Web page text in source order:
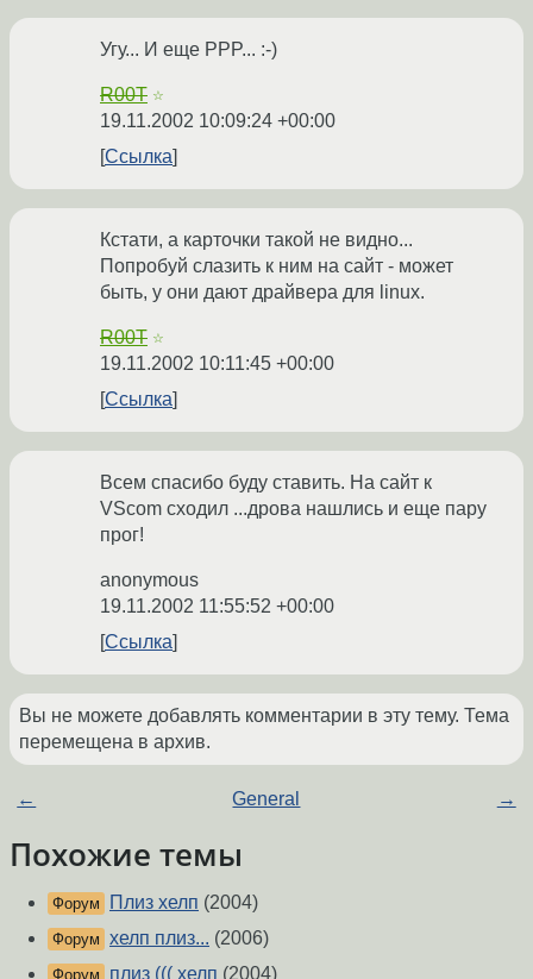
Угу... И еще PPP... :-)
R00T ☆
19.11.2002 10:09:24 +00:00
Ссылка
Кстати, а карточки такой не видно...
Попробуй слазить к ним на сайт - может
быть, у они дают драйвера для linux.
R00T ☆
19.11.2002 10:11:45 +00:00
Ссылка
Всем спасибо буду ставить. На сайт к
VScom сходил ...дрова нашлись и еще пару
прог!
anonymous
19.11.2002 11:55:52 +00:00
Ссылка
Вы не можете добавлять комментарии в эту тему. Тема
перемещена в архив.
← General →
Похожие темы
Форум Плиз хелп (2004)
Форум хелп плиз... (2006)
Форум плиз ((( хелп (2004)